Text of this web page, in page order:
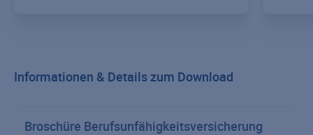
Informationen & Details zum Download
Broschüre Berufsunfähigkeitsversicherung